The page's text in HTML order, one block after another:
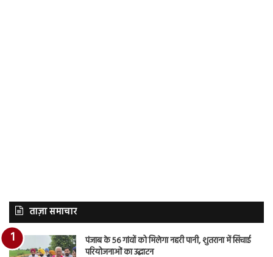
ताज़ा समाचार
पंजाब के 56 गांवों को मिलेगा नहरी पानी, शुतराना में सिंचाई
परियोजनाओं का उद्घाटन